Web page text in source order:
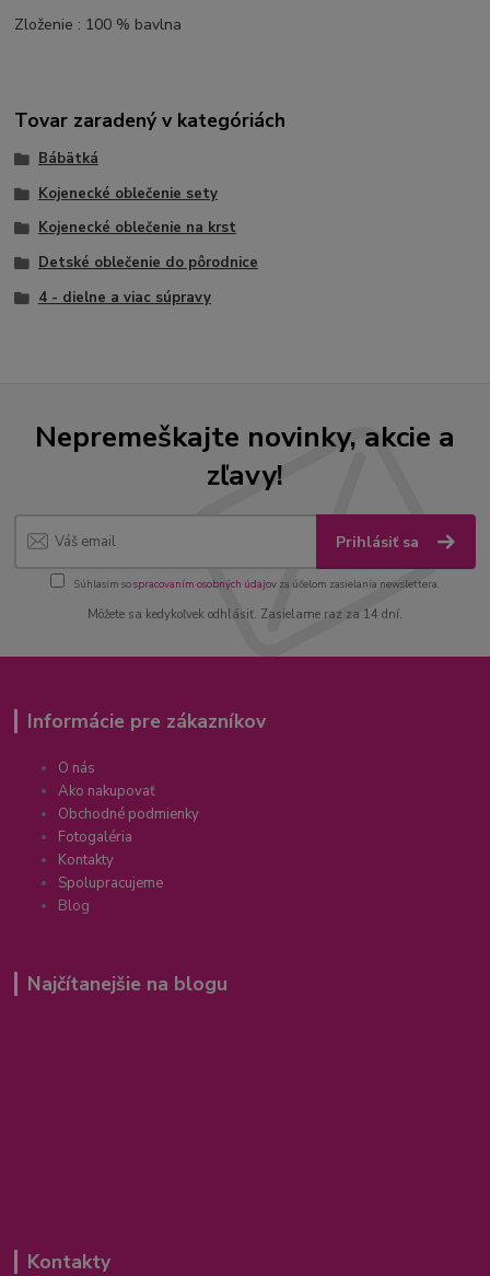
Zloženie : 100 % bavlna
Tovar zaradený v kategóriách
Bábätká
Kojenecké oblečenie sety
Kojenecké oblečenie na krst
Detské oblečenie do pôrodnice
4 - dielne a viac súpravy
Nepremeškajte novinky, akcie a
zľavy!
Prihlásiť sa
Súhlasím sospracovaním osobných údajov za účelom zasielania newslettera.
Môžete sa kedykoľvek odhlásiť. Zasielame raz za 14 dní.
Informácie pre zákazníkov
O nás
Ako nakupovať
Obchodné podmienky
Fotogaléria
Kontakty
Spolupracujeme
Blog
Najčítanejšie na blogu
Kontakty